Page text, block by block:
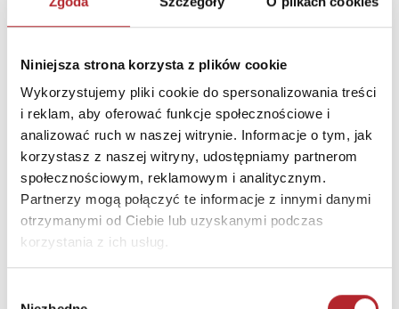
Niniejsza strona korzysta z plików cookie
Wykorzystujemy pliki cookie do spersonalizowania treści
i reklam, aby oferować funkcje społecznościowe i
analizować ruch w naszej witrynie. Informacje o tym, jak
korzystasz z naszej witryny, udostępniamy partnerom
społecznościowym, reklamowym i analitycznym.
Partnerzy mogą połączyć te informacje z innymi danymi
otrzymanymi od Ciebie lub uzyskanymi podczas
korzystania z ich usług.
Nazwa
Wydawnictwo PASCAL Sp.z
o.o.
Ulica
ul. Zapora 25
Kod pocztowy
43-382
Miasto
Bielsko Biała
E-mail
pascal@pascal.pl
INNI KLIENCI KUPOWALI